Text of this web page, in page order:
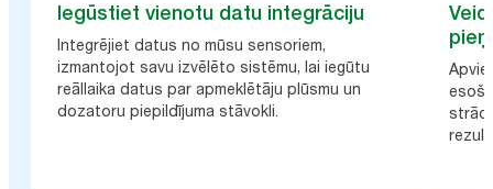
Iegūstiet vienotu datu integrāciju
Integrējiet datus no mūsu sensoriem,
izmantojot savu izvēlēto sistēmu, lai iegūtu
reāllaika datus par apmeklētāju plūsmu un
dozatoru piepildījuma stāvokli.